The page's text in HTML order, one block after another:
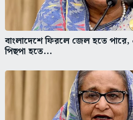
বাংলাদেশে ফিরলে জেল হতে
পিছপা হতে...